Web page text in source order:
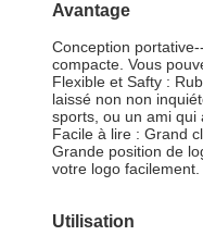
Avantage
Conception
compacte. Vous
Flexible et Safty :
laissé non non
sports, ou un ami qui
Facile à lire : Grand
Grande position de
votre logo
Utilisation